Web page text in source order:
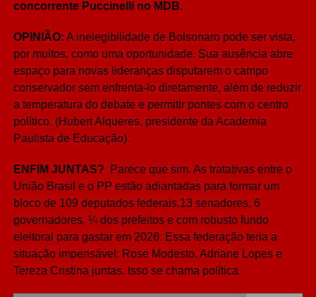
concorrente Puccinelli no MDB.
OPINIÃO: A inelegibilidade de Bolsonaro pode ser vista,
por muitos, como uma oportunidade. Sua ausência abre
espaço para novas lideranças disputarem o campo
conservador sem enfrenta-lo diretamente, além de reduzir
a temperatura do debate e permitir pontes com o centro
político. (Hubert Alqueres, presidente da Academia
Paulista de Educação).
ENFIM JUNTAS?
Parece que sim. As tratativas entre o
União Brasil e o PP estão adiantadas para formar um
bloco de 109 deputados federais,13 senadores, 6
governadores, ¼ dos prefeitos e com robusto fundo
eleitoral para gastar em 2026. Essa federação teria a
situação impensável: Rose Modesto, Adriane Lopes e
Tereza Cristina juntas. Isso se chama política.